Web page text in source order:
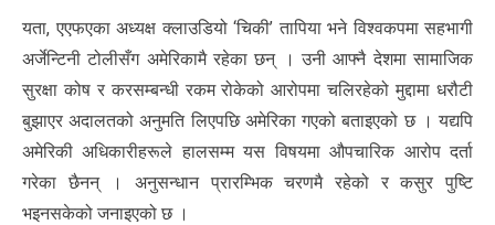
यता, एएफएका अध्यक्ष क्लाउडियो ‘चिकी’ तापिया भने विश्वकपमा सहभागी
अर्जेन्टिनी टोलीसँग अमेरिकामै रहेका छन् । उनी आफ्नै देशमा सामाजिक
सुरक्षा कोष र करसम्बन्धी रकम रोकेको आरोपमा चलिरहेको मुद्दामा धरौटी
बुझाएर अदालतको अनुमति लिएपछि अमेरिका गएको बताइएको छ । यद्यपि
अमेरिकी अधिकारीहरूले हालसम्म यस विषयमा औपचारिक आरोप दर्ता
गरेका छैनन् । अनुसन्धान प्रारम्भिक चरणमै रहेको र कसुर पुष्टि
भइनसकेको जनाइएको छ ।